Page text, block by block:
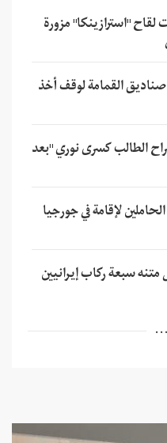
"استرازينكا" مزورة
القمامة لوقف أخذ
الطالب كسرى نوري "بعد
لإقامة في جورجيا
سبعة ركاب إيرانيين